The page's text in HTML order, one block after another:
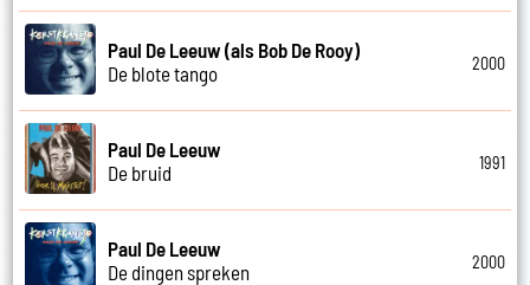
Paul De Leeuw (als Bob De Rooy)
De blote tango
2000
Paul De Leeuw
De bruid
1991
Paul De Leeuw
De dingen spreken
2000